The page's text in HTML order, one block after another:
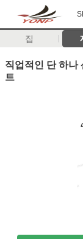
집
직업적인 단 하나
트